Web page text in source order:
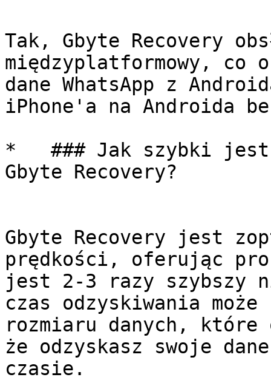
Tak, Gbyte Recovery
międzyplatformowy, co
dane WhatsApp z
iPhone'a na Androida
*   ### Jak szybki jest
Gbyte Recovery?
Gbyte Recovery jest
prędkości, oferując
jest 2-3 razy szybszy
czas odzyskiwania
rozmiaru danych, które
że odzyskasz swoje
czasie.